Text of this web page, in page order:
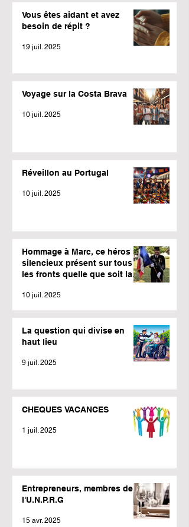
Vous êtes aidant et avez
besoin de répit ?
19 juil. 2025
Voyage sur la Costa Brava
10 juil. 2025
Réveillon au Portugal
10 juil. 2025
Hommage à Marc, ce héros
silencieux présent sur tous
les fronts quelle que soit la
10 juil. 2025
La question qui divise en
haut lieu
9 juil. 2025
CHEQUES VACANCES
1 juil. 2025
Entrepreneurs, membres de
l'U.N.P.R.G
15 avr. 2025